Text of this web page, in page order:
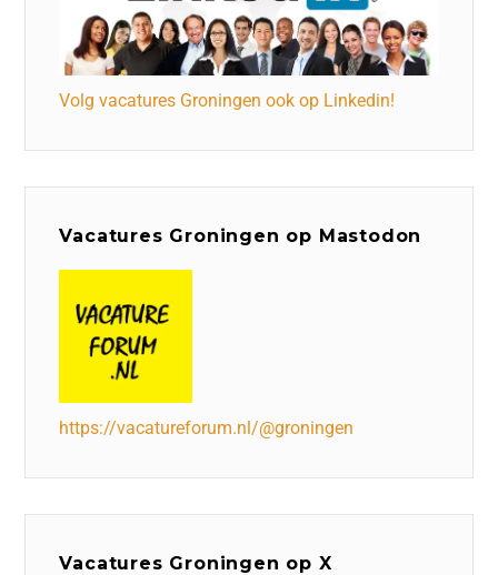
Volg vacatures Groningen ook op Linkedin!
Vacatures Groningen op Mastodon
https://vacatureforum.nl/@groningen
Vacatures Groningen op X